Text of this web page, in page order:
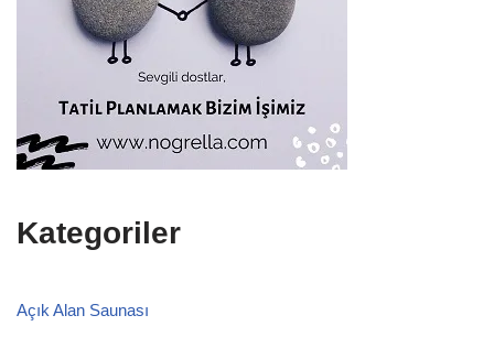
Kategoriler
Açık Alan Saunası